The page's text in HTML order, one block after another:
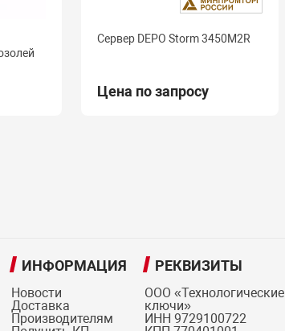
Сервер DEPO Storm 3450M2R
Цена по запросу
ИНФОРМАЦИЯ
Новости
Доставка
Производителям
РЕКВИЗИТЫ
ООО «Технологические
ключи»
ИНН 9729100722